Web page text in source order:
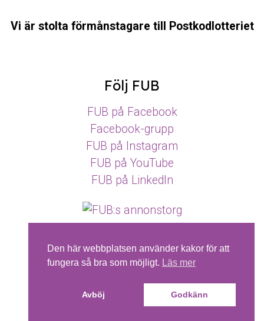
Vi är stolta förmånstagare till Postkodlotteriet
Följ FUB
FUB på Facebook
Facebook-grupp
FUB på Instagram
FUB på YouTube
FUB på LinkedIn
Pictogram.se © SPSM
Den här webbplatsen använder kakor för att
fungera så bra som möjligt. Läs mer
Avböj Godkänn